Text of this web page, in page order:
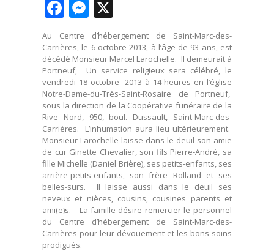
Facebook
Messenger
Au Centre d’hébergement de Saint-Marc-des-
Carrières, le 6 octobre 2013, à l’âge de 93 ans, est
décédé Monsieur Marcel Larochelle. Il demeurait à
Portneuf, Un service religieux sera célébré, le
vendredi 18 octobre 2013 à 14 heures en l’église
Notre-Dame-du-Très-Saint-Rosaire de Portneuf,
sous la direction de la Coopérative funéraire de la
Rive Nord, 950, boul. Dussault, Saint-Marc-des-
Carrières. L’inhumation aura lieu ultérieurement.
Monsieur Larochelle laisse dans le deuil son amie
de cur Ginette Chevalier, son fils Pierre-André, sa
fille Michelle (Daniel Brière), ses petits-enfants, ses
arrière-petits-enfants, son frère Rolland et ses
belles-surs. Il laisse aussi dans le deuil ses
neveux et nièces, cousins, cousines parents et
ami(e)s. La famille désire remercier le personnel
du Centre d’hébergement de Saint-Marc-des-
Carrières pour leur dévouement et les bons soins
prodigués.